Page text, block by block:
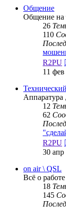
Общение
Общение на
26
110
R2PU
11
Технический
Аппаратура
12
62
R2PU
30 апр
on air \ QSL
Всё о
18
145